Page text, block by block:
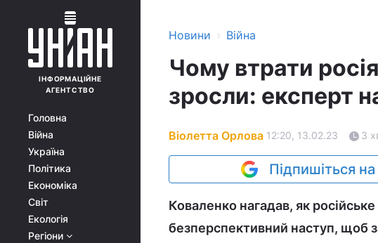
ІНФОРМАЦІЙНЕ
АГЕНТСТВО
Головна
Війна
Україна
Політика
Економіка
Світ
Екологія
Регіони
Новини › Війна
Чому втрати
зросли: експерт
Віолетта Орлова 12:20, 13.02.23 3
Підпишіться
Коваленко нагадав, як
безперспективний наступ, щоб